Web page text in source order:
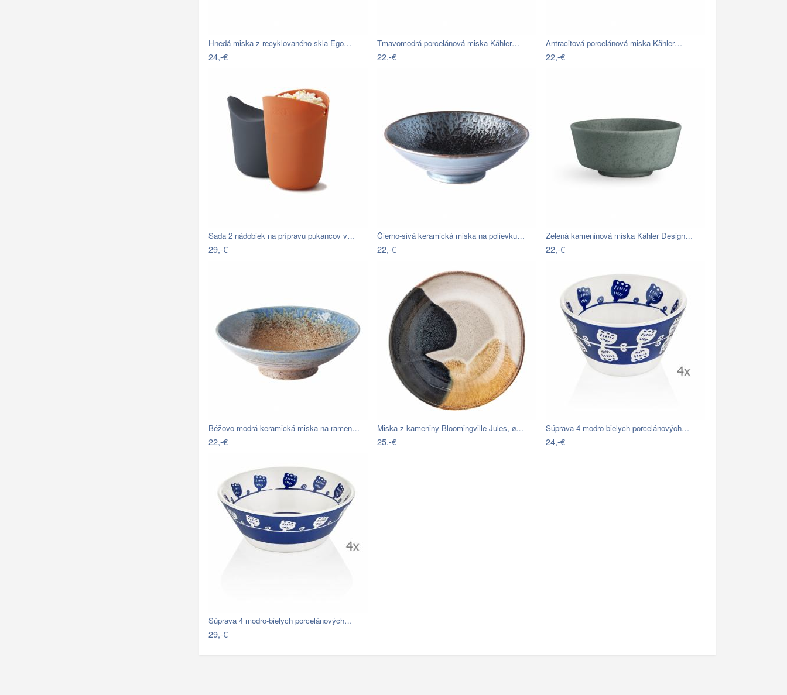
Hnedá miska z recyklovaného skla Ego…
24,-€
Tmavomodrá porcelánová miska Kähler…
22,-€
Antracitová porcelánová miska Kähler…
22,-€
Sada 2 nádobiek na prípravu pukancov v…
29,-€
Čierno-sivá keramická miska na polievku…
22,-€
Zelená kameninová miska Kähler Design…
22,-€
Béžovo-modrá keramická miska na ramen…
22,-€
Miska z kameniny Bloomingville Jules, ø…
25,-€
Súprava 4 modro-bielych porcelánových…
24,-€
Súprava 4 modro-bielych porcelánových…
29,-€